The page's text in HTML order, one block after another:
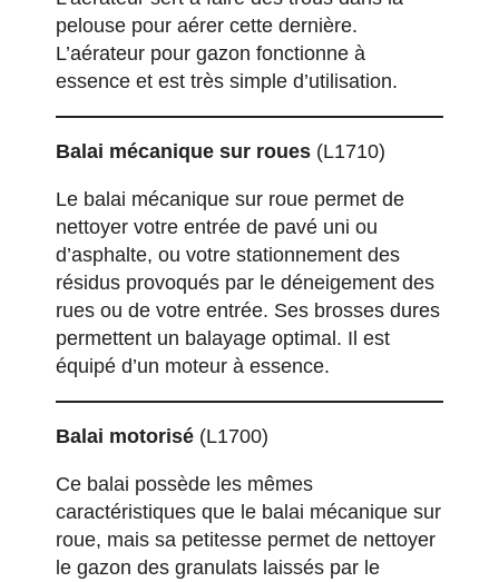
pelouse pour aérer cette dernière.
L’aérateur pour gazon fonctionne à
essence et est très simple d’utilisation.
Balai mécanique sur roues (L1710)
Le balai mécanique sur roue permet de
nettoyer votre entrée de pavé uni ou
d’asphalte, ou votre stationnement des
résidus provoqués par le déneigement des
rues ou de votre entrée. Ses brosses dures
permettent un balayage optimal. Il est
équipé d’un moteur à essence.
Balai motorisé (L1700)
Ce balai possède les mêmes
caractéristiques que le balai mécanique sur
roue, mais sa petitesse permet de nettoyer
le gazon des granulats laissés par le